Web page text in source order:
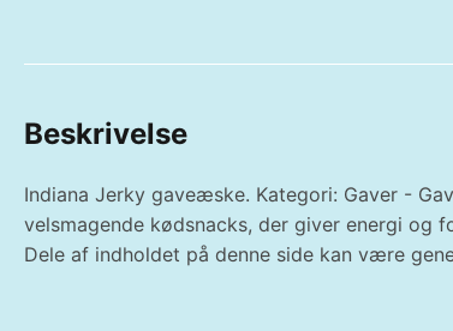
Beskrivelse
Indiana Jerky gaveæske. Kategori: Gaver -
velsmagende kødsnacks, der giver energi og
Dele af indholdet på denne side kan være